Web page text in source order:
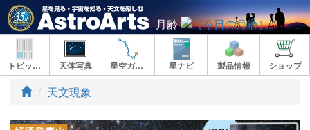
月齢
トピックス 天体写真 星空ガイド 星ナビ 製品情報 ショップ
ト
プ
天文現象